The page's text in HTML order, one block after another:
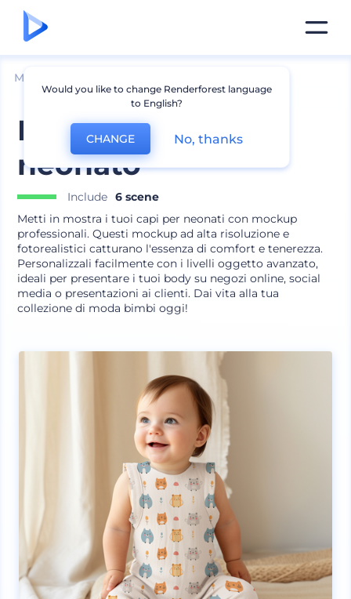
Mockup
Kit mockup tutina
neonato
Include 6 scene
Metti in mostra i tuoi capi per neonati con mockup
professionali. Questi mockup ad alta risoluzione e
fotorealistici catturano l'essenza di comfort e tenerezza.
Personalizzali facilmente con i livelli oggetto avanzato,
ideali per presentare i tuoi body su negozi online, social
media o presentazioni ai clienti. Dai vita alla tua
collezione di moda bimbi oggi!
Would you like to change Renderforest language
to English?
CHANGE No, thanks